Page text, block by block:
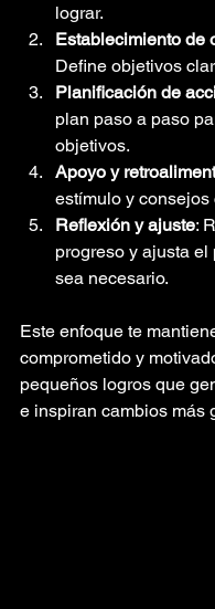
lograr.
Establecimiento de
Define objetivos
Planificación de
plan paso a paso
objetivos.
Apoyo y
estímulo y consejos
Reflexión y ajuste:
progreso y ajusta el
sea necesario.
Este enfoque te
comprometido y
pequeños logros que
e inspiran cambios más